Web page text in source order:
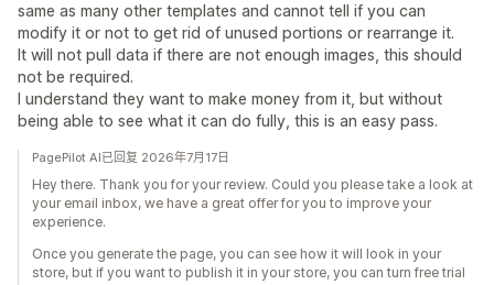
same as many other templates and cannot tell if you can
modify it or not to get rid of unused portions or rearrange it.
It will not pull data if there are not enough images, this should
not be required.
I understand they want to make money from it, but without
being able to see what it can do fully, this is an easy pass.
PagePilot AI已回复 2026年7月17日
Hey there. Thank you for your review. Could you please take a look at
your email inbox, we have a great offer for you to improve your
experience.
Once you generate the page, you can see how it will look in your
store, but if you want to publish it in your store, you can turn free trial